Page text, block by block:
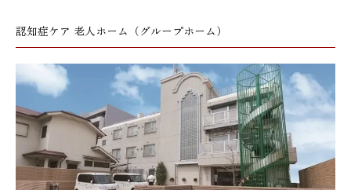
認知症ケア 老人ホーム（グループホーム）